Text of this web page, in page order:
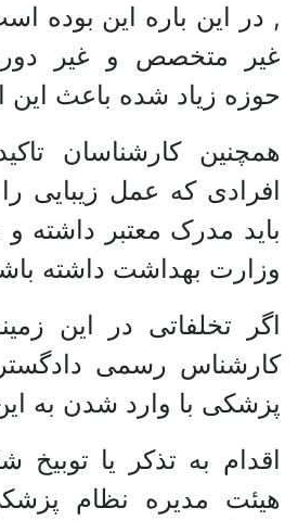
, در این باره این بوده
غیر متخصص و غیر
حوزه زیاد شده باعث
همچنین کارشناسان
افرادی که عمل زیبایی
باید مدرک معتبر داشته و
وزارت بهداشت داشته
اگر تخلفاتی در این
کارشناس رسمی
پزشکی با وارد شدن به
اقدام به تذکر یا
هیئت‌ مدیره‌ نظام‌